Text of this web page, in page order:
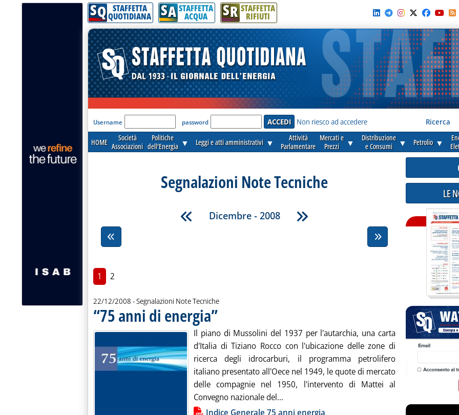
SQ STAFFETTA
QUOTIDIANA SA STAFFETTA
ACQUA SR STAFFETTA
RIFIUTI
'Modulo Login per accedere'
Username password Non riesco ad accedere Ricerca
HOME
Società
Associazioni
Politiche
dell'Energia ▼ Leggi e atti amministrativi ▼
Attività
Parlamentare
Mercati e
Prezzi
▼
Distribuzione
e Consumi
▼ Petrolio ▼
Segnalazioni Note Tecniche
Dicembre - 2008
1 2
22/12/2008 - Segnalazioni Note Tecniche
“75 anni di energia”. Pubblicata lunedì 22 dicembre 2008 alle 14.58.
Il piano di Mussolini del 1937 per l'autarchia, una carta
d'Italia di Tiziano Rocco con l'ubicazione delle zone di
ricerca degli idrocarburi, il programma petrolifero
italiano presentato all'Oece nel 1949, le quote di mercato
delle compagnie nel 1950, l'intervento di Mattei al
Convegno nazionale del...
Indice Generale 75 anni energia
LE